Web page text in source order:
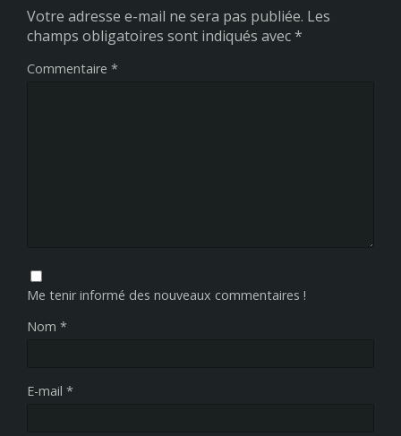
Votre adresse e-mail ne sera pas publiée. Les
champs obligatoires sont indiqués avec*
Commentaire *
Me tenir informé des nouveaux commentaires !
Nom *
E-mail *